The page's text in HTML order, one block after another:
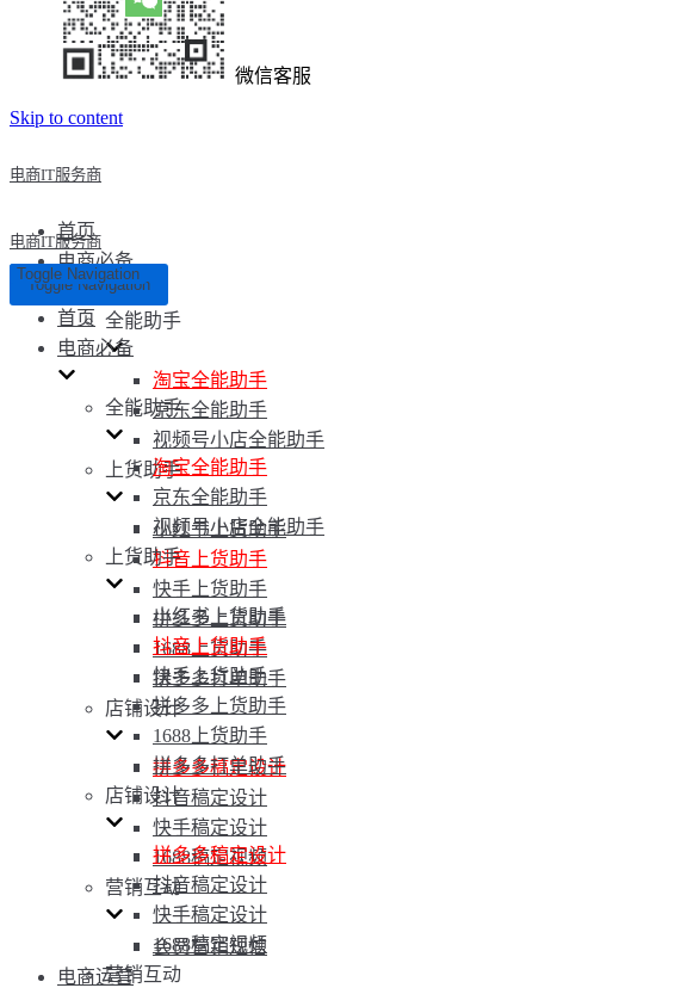
微信客服
Skip to content
电商IT服务商
首页
电商必备
全能助手
淘宝全能助手
京东全能助手
视频号小店全能助手
上货助手
小红书上货助手
抖音上货助手
快手上货助手
拼多多上货助手
1688上货助手
拼多多打单助手
店铺设计
拼多多稿定设计
抖音稿定设计
快手稿定设计
1688稿定视频
营销互动
会员营销短信
电商运营
电商IT服务商
Toggle Navigation
Toggle Navigation
首页
电商必备
全能助手
淘宝全能助手
京东全能助手
视频号小店全能助手
上货助手
小红书上货助手
抖音上货助手
快手上货助手
拼多多上货助手
1688上货助手
拼多多打单助手
店铺设计
拼多多稿定设计
抖音稿定设计
快手稿定设计
1688稿定视频
营销互动